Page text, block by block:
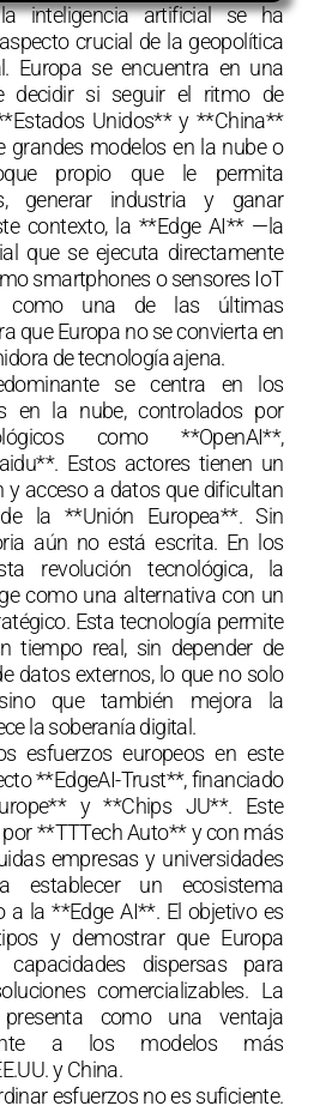
inteligencia artificial se ha
crucial de la geopolítica
Europa se encuentra en una
decidir si seguir el ritmo de
Unidos** y **China**
grandes modelos en la nube o
propio que le permita
generar industria y ganar
contexto, la **Edge AI** —la
que se ejecuta directamente
smartphones o sensores IoT
una de las últimas
que Europa no se convierta en
de tecnología ajena.
se centra en los
en la nube, controlados por
como **OpenAI**,
Estos actores tienen un
y acceso a datos que dificultan
la **Unión Europea**. Sin
aún no está escrita. En los
revolución tecnológica, la
como una alternativa con un
Esta tecnología permite
tiempo real, sin depender de
datos externos, lo que no solo
que también mejora la
la soberanía digital.
esfuerzos europeos en este
**EdgeAI-Trust**, financiado
y **Chips JU**. Este
**TTTech Auto** y con más
empresas y universidades
establecer un ecosistema
a la **Edge AI**. El objetivo es
y demostrar que Europa
capacidades dispersas para
comercializables. La
como una ventaja
a los modelos más
y China.
esfuerzos no es suficiente.